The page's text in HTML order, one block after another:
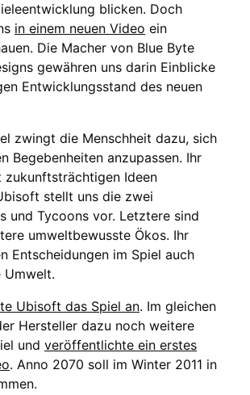
blicken. Doch
in einem neuen Video ein
Die Macher von Blue Byte
gewähren uns darin Einblicke
Entwicklungsstand des neuen
zwingt die Menschheit dazu, sich
Begebenheiten anzupassen. Ihr
zukunftsträchtigen Ideen
stellt uns die zwei
und Tycoons vor. Letztere sind
umweltbewusste Ökos. Ihr
Entscheidungen im Spiel auch
Umwelt.
Ubisoft das Spiel an. Im gleichen
Hersteller dazu noch weitere
und veröffentlichte ein erstes
. Anno 2070 soll im Winter 2011 in